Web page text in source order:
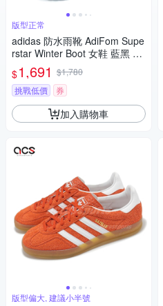
版型正常
adidas 防水雨靴 AdiFom Supe
rstar Winter Boot 女鞋 藍黑 套
入式 靴子 愛迪達 IG2162
$1,691 $1,780
挑戰低價
券
加入購物車
版型偏大, 建議小半號